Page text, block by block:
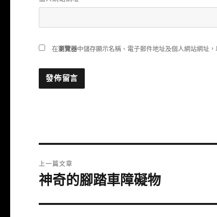
在瀏覽器中儲存顯示名稱、電子郵件地址及個人網站網址
章
上一篇文章
上
篇
神奇的腳踏車障礙物